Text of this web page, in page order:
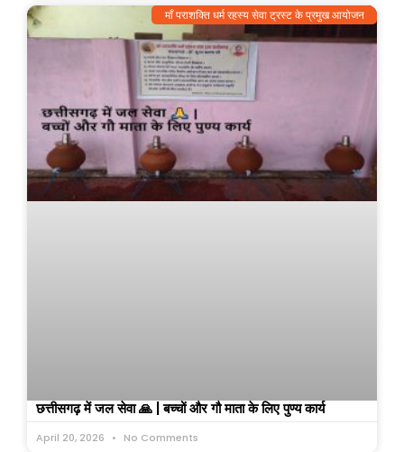
माँ पराशक्ति धर्म रहस्य सेवा ट्रस्ट के प्रमुख आयोजन
छत्तीसगढ़ में जल सेवा 🙏 | बच्चों और गौ माता के लिए पुण्य कार्य
April 20, 2026 No Comments